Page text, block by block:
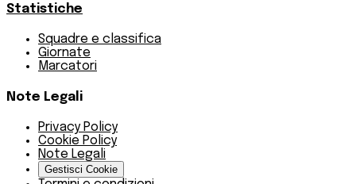
Statistiche
Squadre e classifica
Giornate
Marcatori
Note Legali
Privacy Policy
Cookie Policy
Note Legali
Gestisci Cookie